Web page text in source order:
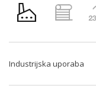
Industrijska uporaba